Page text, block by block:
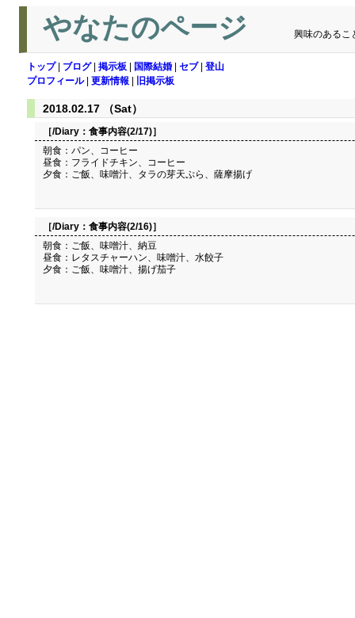
やなたのページ 興味のあるこ
トップ| ブログ| 掲示板 国際結婚 セブ| 登山
プロフィール| 更新情報 旧掲示板
2018.02.17 （Sat）
［/Diary： 食事内容(2/17)］
朝食：パン、コーヒー
昼食：フライドチキン、コーヒー
夕食：ご飯、味噌汁、タラの芽天ぷら、薩摩揚げ
［/Diary： 食事内容(2/16)］
朝食：ご飯、味噌汁、納豆
昼食：レタスチャーハン、味噌汁、水餃子
夕食：ご飯、味噌汁、揚げ茄子